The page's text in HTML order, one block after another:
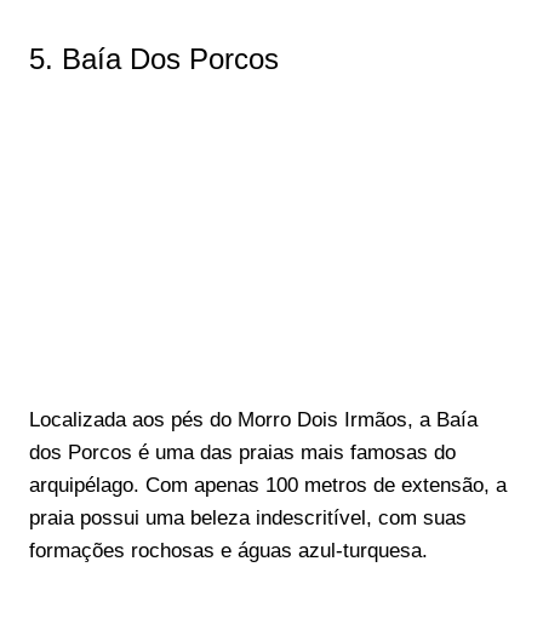
5. Baía Dos Porcos
Localizada aos pés do Morro Dois Irmãos, a Baía
dos Porcos é uma das praias mais famosas do
arquipélago. Com apenas 100 metros de extensão, a
praia possui uma beleza indescritível, com suas
formações rochosas e águas azul-turquesa.